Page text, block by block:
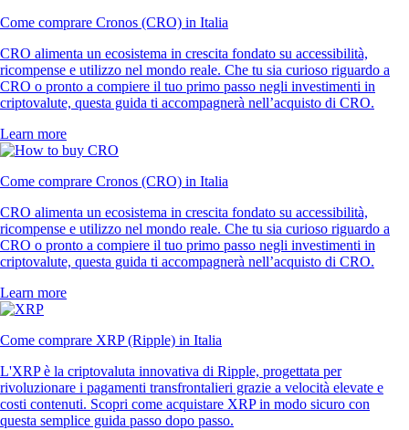
Come comprare Cronos (CRO) in Italia
CRO alimenta un ecosistema in crescita fondato su accessibilità,
ricompense e utilizzo nel mondo reale. Che tu sia curioso riguardo a
CRO o pronto a compiere il tuo primo passo negli investimenti in
criptovalute, questa guida ti accompagnerà nell’acquisto di CRO.
Learn more
Come comprare Cronos (CRO) in Italia
CRO alimenta un ecosistema in crescita fondato su accessibilità,
ricompense e utilizzo nel mondo reale. Che tu sia curioso riguardo a
CRO o pronto a compiere il tuo primo passo negli investimenti in
criptovalute, questa guida ti accompagnerà nell’acquisto di CRO.
Learn more
Come comprare XRP (Ripple) in Italia
L'XRP è la criptovaluta innovativa di Ripple, progettata per
rivoluzionare i pagamenti transfrontalieri grazie a velocità elevate e
costi contenuti. Scopri come acquistare XRP in modo sicuro con
questa semplice guida passo dopo passo.